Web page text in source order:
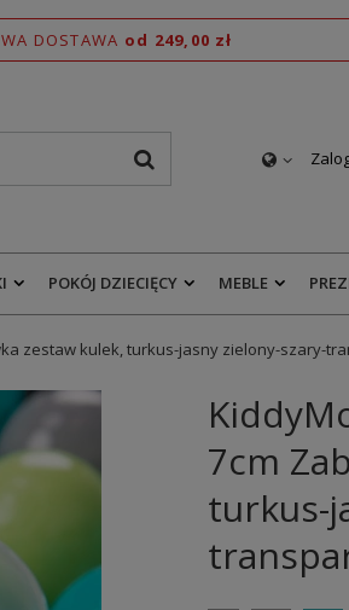
DOSTAWA od 249,00 zł
POKÓJ DZIECIĘCY MEBLE
zestaw kulek, turkus-jasny zielony-szary-
7cm
turkus-